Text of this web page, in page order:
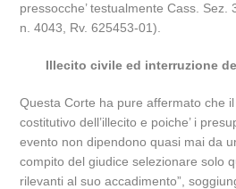
pressocche’ testualmente Cass. Sez.
n. 4043, Rv. 625453-01).
Illecito civile ed interruzione
Questa Corte ha pure affermato che
costitutivo dell’illecito e poiche’ i
evento non dipendono quasi mai da
compito del giudice selezionare solo
rilevanti al suo accadimento”,